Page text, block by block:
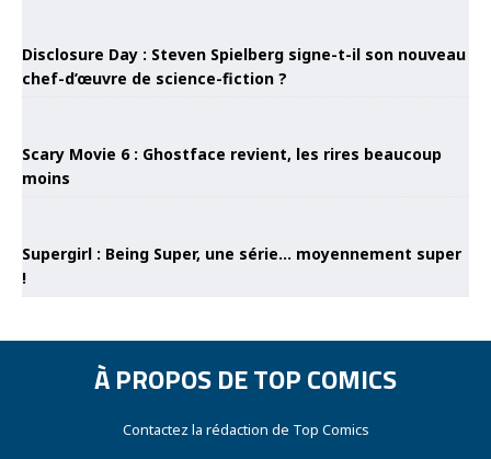
Disclosure Day : Steven Spielberg signe-t-il son nouveau
chef-d’œuvre de science-fiction ?
Scary Movie 6 : Ghostface revient, les rires beaucoup
moins
Supergirl : Being Super, une série… moyennement super
!
À PROPOS DE TOP COMICS
Contactez la rédaction de Top Comics